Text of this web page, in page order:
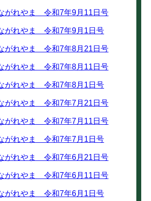
がれやま 令和7年9月11日号
がれやま 令和7年9月1日号
がれやま 令和7年8月21日号
がれやま 令和7年8月11日号
がれやま 令和7年8月1日号
がれやま 令和7年7月21日号
がれやま 令和7年7月11日号
がれやま 令和7年7月1日号
がれやま 令和7年6月21日号
がれやま 令和7年6月11日号
がれやま 令和7年6月1日号